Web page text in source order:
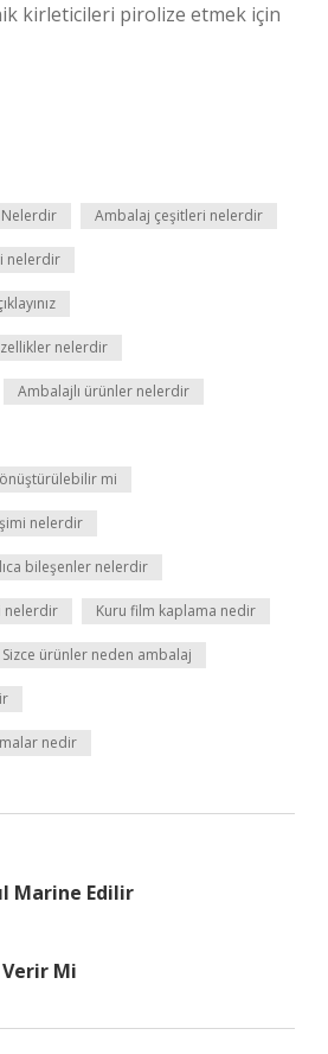
kirleticileri pirolize etmek için
Nelerdir Ambalaj çeşitleri nelerdir
nelerdir
nelerdir
Ambalajlı ürünler nelerdir
mi
nelerdir
bileşenler nelerdir
nelerdir Kuru film kaplama nedir
Sizce ürünler neden ambalaj
nedir
Marine Edilir
Mi